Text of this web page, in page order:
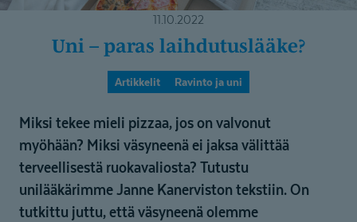
11.10.2022
Uni – paras laihdutuslääke?
Artikkelit Ravinto ja uni
Miksi tekee mieli pizzaa, jos on valvonut
myöhään? Miksi väsyneenä ei jaksa välittää
terveellisestä ruokavaliosta? Tutustu
unilääkärimme Janne Kanerviston tekstiin. On
tutkittu juttu, että väsyneenä olemme